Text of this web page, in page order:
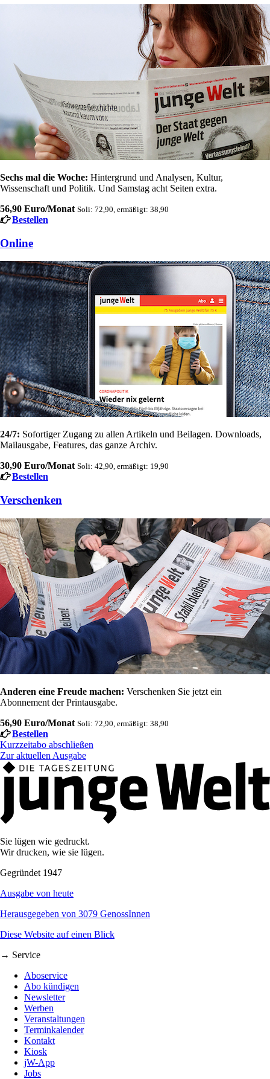
Sechs mal die Woche: Hintergrund und Analysen, Kultur,
Wissenschaft und Politik. Und Samstag acht Seiten extra.
56,90 Euro/Monat Soli: 72,90, ermäßigt: 38,90
Bestellen
Online
24/7: Sofortiger Zugang zu allen Artikeln und Beilagen. Downloads,
Mailausgabe, Features, das ganze Archiv.
30,90 Euro/Monat Soli: 42,90, ermäßigt: 19,90
Bestellen
Verschenken
Anderen eine Freude machen: Verschenken Sie jetzt ein
Abonnement der Printausgabe.
56,90 Euro/Monat Soli: 72,90, ermäßigt: 38,90
Bestellen
Kurzzeitabo abschließen
Zur aktuellen Ausgabe
Sie lügen wie gedruckt.
Wir drucken, wie sie lügen.
Gegründet 1947
Ausgabe von heute
Herausgegeben von 3079 GenossInnen
Diese Website auf einen Blick
→ Service
Aboservice
Abo kündigen
Newsletter
Werben
Veranstaltungen
Terminkalender
Kontakt
Kiosk
jW-App
Jobs